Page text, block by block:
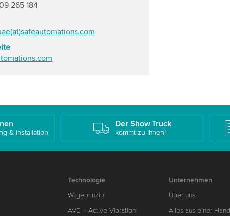
265 184
& Installation
Der Show Truck
kommt zu Ihnen!
Technologie
Wägeprinzip
AVC – Active Vibration
Unternehmen
Über uns
Alles aus einer Hand